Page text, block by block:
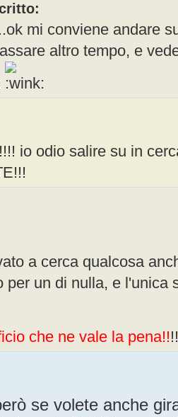
mi conviene andare
altro tempo, e
io odio salire su in
a cerca qualcosa
per un di nulla, e l'unica
che ne vale la pena!!
se volete anche